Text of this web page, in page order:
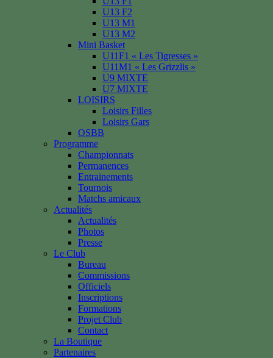
U13 F2
U13 M1
U13 M2
Mini Basket
U11F1 « Les Tigresses »
U11M1 « Les Grizzlis »
U9 MIXTE
U7 MIXTE
LOISIRS
Loisirs Filles
Loisirs Gars
OSBB
Programme
Championnats
Permanences
Entrainements
Tournois
Matchs amicaux
Actualités
Actualités
Photos
Presse
Le Club
Bureau
Commissions
Officiels
Inscriptions
Formations
Projet Club
Contact
La Boutique
Partenaires